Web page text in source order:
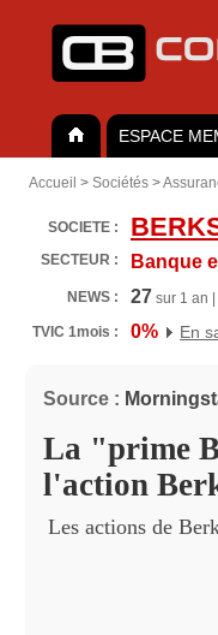
ESPACE
Accueil > Sociétés >
SOCIETE :
SECTEUR : Banque
NEWS : 27 sur 1 an |
TVIC 1mois :
0% En
Source :
La "prime
l'action
Les actions de